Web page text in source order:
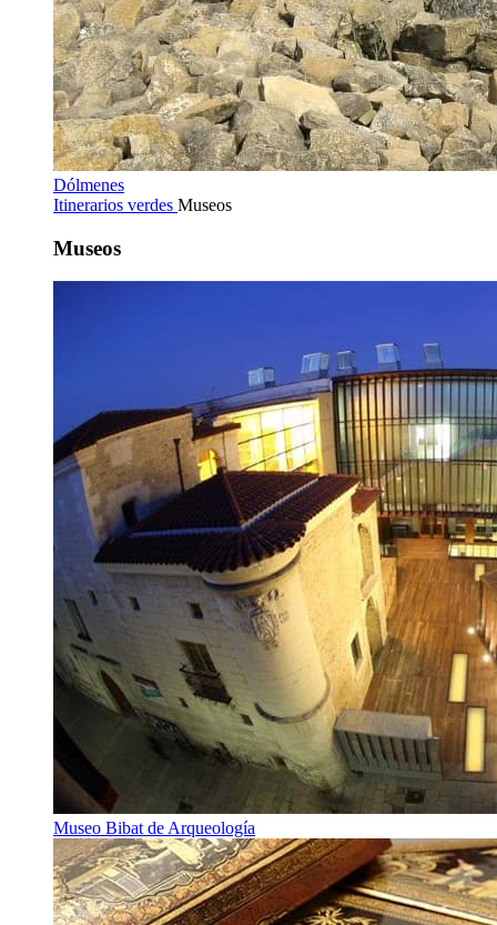
Dólmenes
Itinerarios verdes Museos
Museos
Museo Bibat de Arqueología